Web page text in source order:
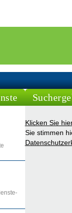
Klicken Sie
Sie stimmen